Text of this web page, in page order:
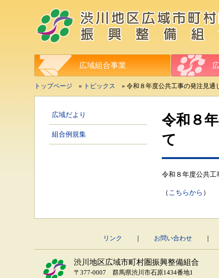
広域組合事業
トップページ » トピックス » 令和８年度公共工事の発注見通
広域だより
組合例規集
令和８
て
令和８年度公共工
（ こちらから ）
リンク お問い合わせ
渋川地区広域市町村圏振興整備組合
〒377-0007 群馬県渋川市石原1434番地1